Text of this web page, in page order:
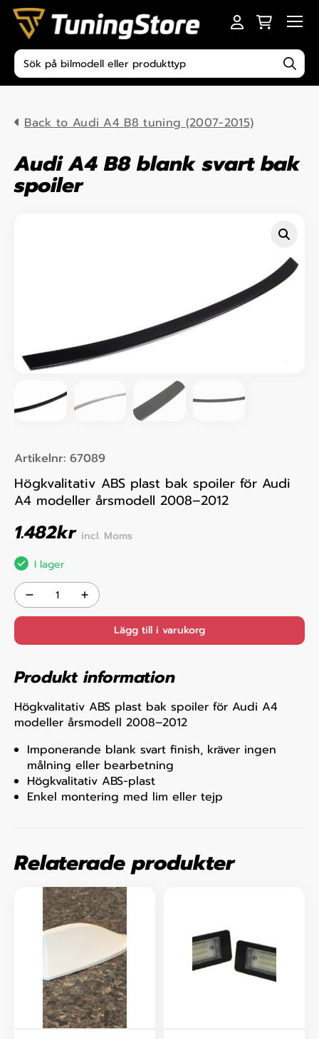
Skip to content
Produktsökning
Back to Audi A4 B8 tuning (2007-2015)
Audi A4 B8 blank svart bak
spoiler
Artikelnr: 67089
Högkvalitativ ABS plast bak spoiler för Audi
A4 modeller årsmodell 2008–2012
1.482kr incl. Moms
I lager
Lägg till i varukorg
Produkt information
Högkvalitativ ABS plast bak spoiler för Audi A4
modeller årsmodell 2008–2012
Imponerande blank svart finish, kräver ingen
målning eller bearbetning
Högkvalitativ ABS-plast
Enkel montering med lim eller tejp
Relaterade produkter